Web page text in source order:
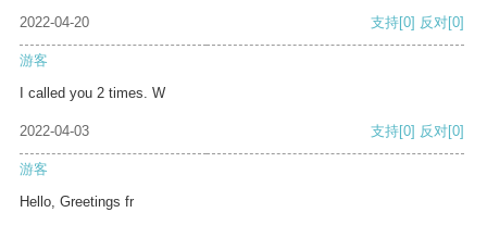
2022-04-20 支持[0] 反对[0]
游客
I called you 2 times. W
2022-04-03 支持[0] 反对[0]
游客
Hello, Greetings fr